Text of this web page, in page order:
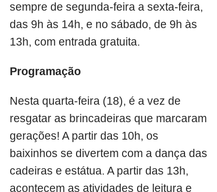
sempre de segunda-feira a sexta-feira,
das 9h às 14h, e no sábado, de 9h às
13h, com entrada gratuita.
Programação
Nesta quarta-feira (18), é a vez de
resgatar as brincadeiras que marcaram
gerações! A partir das 10h, os
baixinhos se divertem com a dança das
cadeiras e estátua. A partir das 13h,
acontecem as atividades de leitura e